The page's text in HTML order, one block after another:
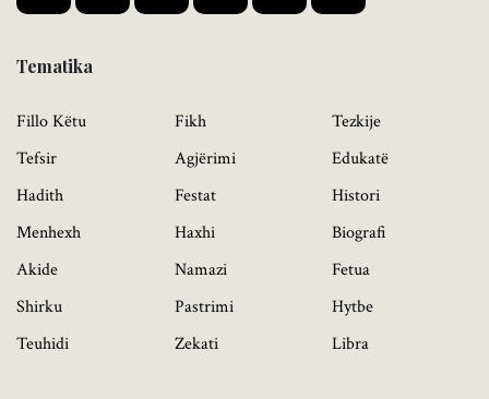
Tematika
Fillo Këtu
Tefsir
Hadith
Menhexh
Akide
Shirku
Teuhidi
Fikh
Agjërimi
Festat
Haxhi
Namazi
Pastrimi
Zekati
Tezkije
Edukatë
Histori
Biografi
Fetua
Hytbe
Libra